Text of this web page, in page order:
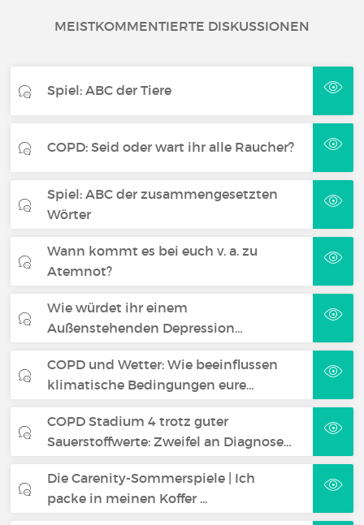
MEISTKOMMENTIERTE DISKUSSIONEN
Spiel: ABC der Tiere
COPD: Seid oder wart ihr alle Raucher?
Spiel: ABC der zusammengesetzten
Wörter
Wann kommt es bei euch v. a. zu
Atemnot?
Wie würdet ihr einem
Außenstehenden Depression…
COPD und Wetter: Wie beeinflussen
klimatische Bedingungen eure…
COPD Stadium 4 trotz guter
Sauerstoffwerte: Zweifel an Diagnose…
Die Carenity-Sommerspiele | Ich
packe in meinen Koffer ...